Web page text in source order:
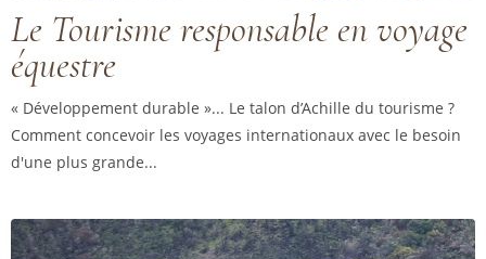
Le Tourisme responsable en voyage
équestre
« Développement durable »... Le talon d’Achille du tourisme ?
Comment concevoir les voyages internationaux avec le besoin
d'une plus grande...